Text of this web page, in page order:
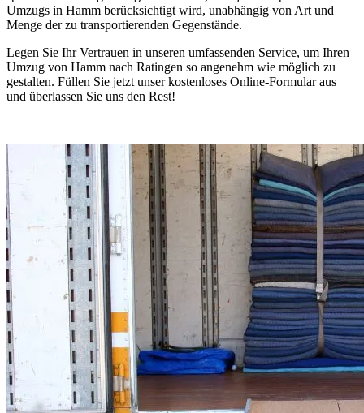
Umzugs in Hamm berücksichtigt wird, unabhängig von Art und
Menge der zu transportierenden Gegenstände.
Legen Sie Ihr Vertrauen in unseren umfassenden Service, um Ihren
Umzug von Hamm nach Ratingen so angenehm wie möglich zu
gestalten. Füllen Sie jetzt unser kostenloses Online-Formular aus
und überlassen Sie uns den Rest!